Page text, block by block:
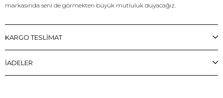
markasında seni de görmekten büyük mutluluk duyacağız.
KARGO TESLİMAT
İADELER